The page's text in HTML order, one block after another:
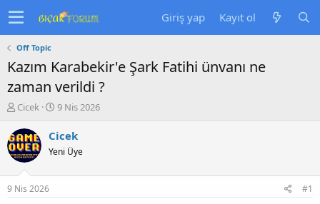
Giriş yap Kayıt ol
Off Topic
Kazım Karabekir'e Şark Fatihi ünvanı ne
zaman verildi ?
K
n
u
y
b
a
Cicek
B
ş
a
9 Nis 2026
Cicek
Yeni Üye
9 Nis 2026 #1